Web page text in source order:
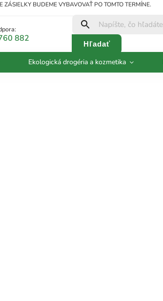
BUDEME VYBAVOVAŤ PO TOMTO TERMÍNE.
882
Hľadať
Ekologická drogéria a kozmetika